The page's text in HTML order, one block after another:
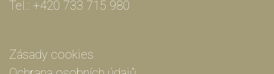
Tel.: +420 733 715 980
Zásady cookies